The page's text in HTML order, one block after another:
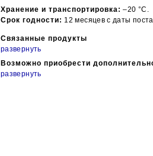
Хранение и транспортировка: –20 °С.
Срок годности: 12 месяцев с даты
Связанные продукты
развернуть
Возможно приобрести
развернуть